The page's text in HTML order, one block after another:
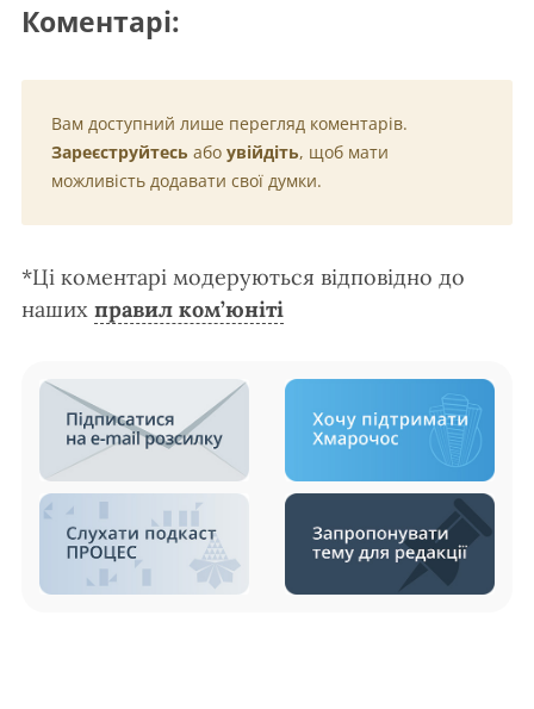
Коментарі:
Вам доступний лише перегляд коментарів.
Зареєструйтесь або увійдіть, щоб мати
можливість додавати свої думки.
*Ці коментарі модеруються відповідно до
наших правил ком’юніті